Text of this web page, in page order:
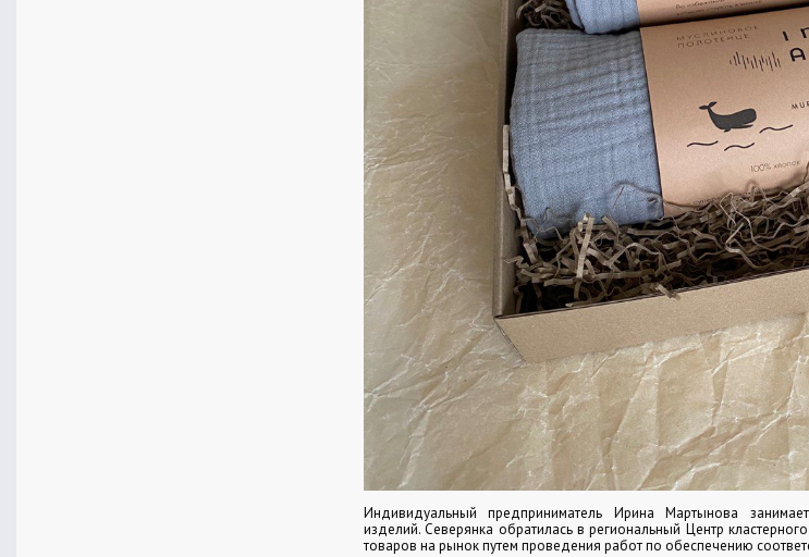
Индивидуальный предприниматель Ирина Мартынова
изделий. Северянка обратилась в региональный Центр
товаров на рынок путем проведения работ по обеспечению